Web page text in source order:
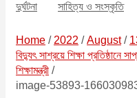
দুর্ঘটনা সাহিত্য ও সংস্কৃতি
Home 2022 August
বিদ্যুৎ সাশ্রয়ে শিক্ষা প্রতিষ্ঠানে
শিক্ষামন্ত্রী
image-53893-